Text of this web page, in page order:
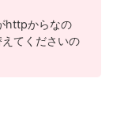
httpからなの
てくださいの